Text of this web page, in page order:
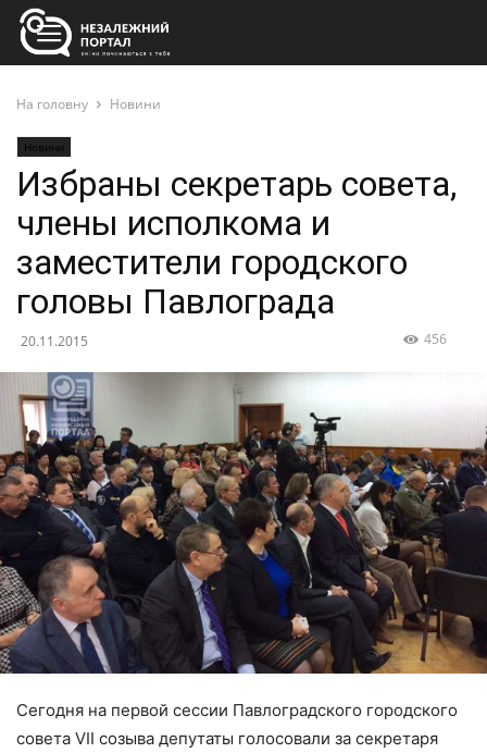
На головну Новини
Новини
Избраны секретарь совета,
члены исполкома и
заместители городского
головы Павлограда
20.11.2015 456
Сегодня на первой сессии Павлоградского городского
совета VII созыва депутаты голосовали за секретаря